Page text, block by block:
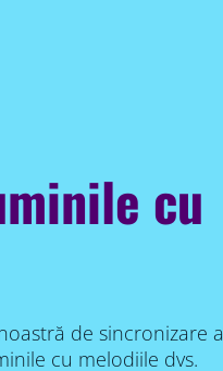
cu
de sincronizare a
cu melodiile dvs.